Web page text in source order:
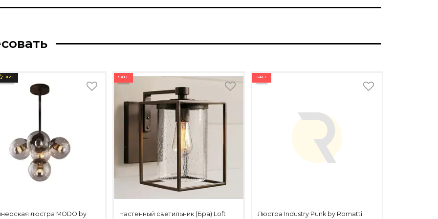
ХИТ
люстра MODO by
SALE
Настенный светильник (Бра) Loft
SALE
Люстра Industry Punk by Romatti